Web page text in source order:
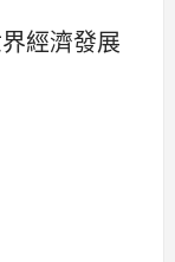
經濟發展